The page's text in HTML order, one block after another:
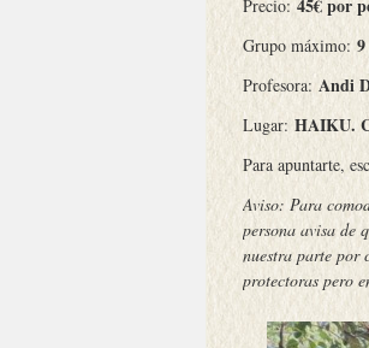
Precio: 45€ por
Grupo máximo:
Profesora:Andi
Lugar: HAIKU.
Para apuntarte,
Aviso: Para
persona avisa de
nuestra parte por
protectoras pero